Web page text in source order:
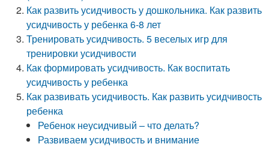
Как развить усидчивость у дошкольника. Как развить
усидчивость у ребенка 6-8 лет
Тренировать усидчивость. 5 веселых игр для
тренировки усидчивости
Как формировать усидчивость. Как воспитать
усидчивость у ребенка
Как развивать усидчивость. Как развить усидчивость
ребенка
Ребенок неусидчивый – что делать?
Развиваем усидчивость и внимание